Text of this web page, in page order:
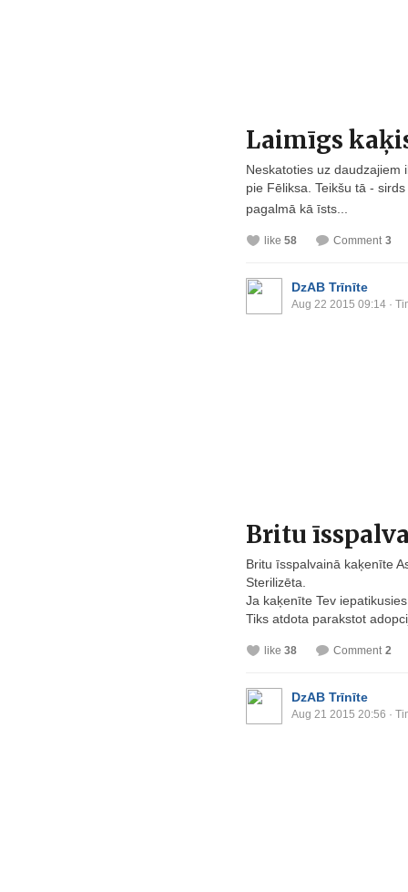
Laimīgs
Neskatoties uz daudzajiem
pie Fēliksa. Teikšu tā -
pagalmā kā īsts...
like 58 Comment 3
DzAB Trīnīte
Aug 22 2015 09:14 ·
Britu
Britu īsspalvainā kaķenīte
Sterilizēta.
Ja kaķenīte Tev
Tiks atdota parakstot
like 38 Comment 2
DzAB Trīnīte
Aug 21 2015 20:56 ·